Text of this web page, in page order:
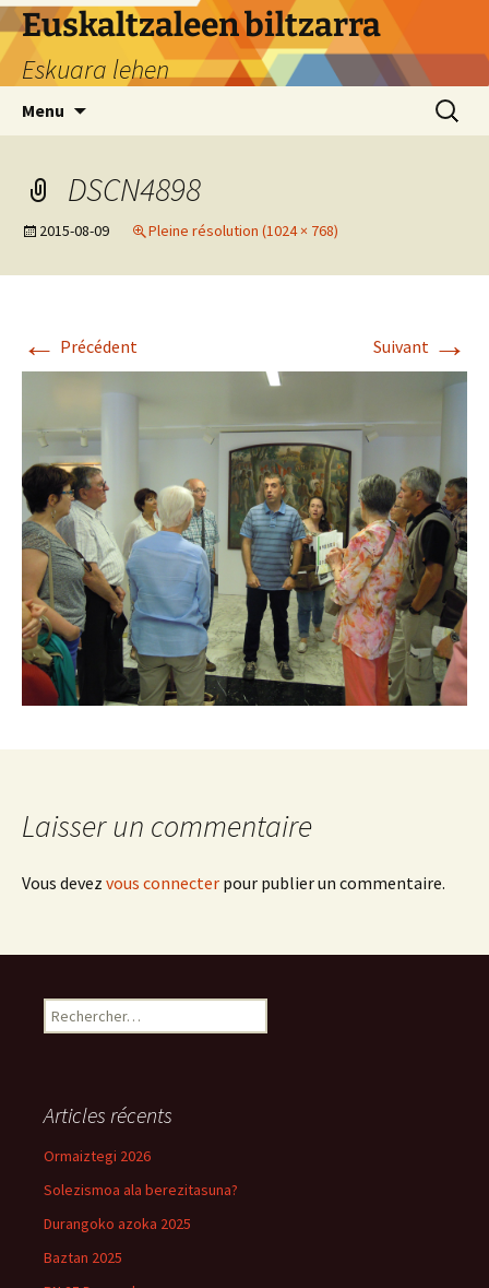
Aller
au
contenu
Euskaltzaleen biltzarra
Eskuara lehen
Menu
DSCN4898
2015-08-09 Pleine résolution (1024 × 768)
← Précédent Suivant →
Laisser un commentaire
Vous devez vous connecter pour publier un commentaire.
Rechercher :
Articles récents
Ormaiztegi 2026
Solezismoa ala berezitasuna?
Durangoko azoka 2025
Baztan 2025